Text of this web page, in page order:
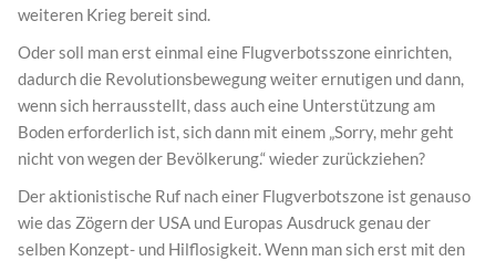
weiteren Krieg bereit sind.
Oder soll man erst einmal eine Flugverbotsszone einrichten,
dadurch die Revolutionsbewegung weiter ernutigen und dann,
wenn sich herrausstellt, dass auch eine Unterstützung am
Boden erforderlich ist, sich dann mit einem „Sorry, mehr geht
nicht von wegen der Bevölkerung.“ wieder zurückziehen?
Der aktionistische Ruf nach einer Flugverbotszone ist genauso
wie das Zögern der USA und Europas Ausdruck genau der
selben Konzept- und Hilflosigkeit. Wenn man sich erst mit den